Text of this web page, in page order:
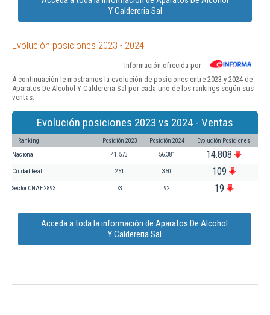
Y Caldereria Sal
Evolución posiciones 2023 - 2024
Información ofrecida por
A continuación le mostramos la evolución de posiciones entre 2023 y 2024 de
Aparatos De Alcohol Y Caldereria Sal por cada uno de los rankings según sus
ventas:
Evolución posiciones 2023 vs 2024 - Ventas
Ranking Posición 2023 Posición 2024 Evolución Posiciones
Nacional 41.573 56.381 14.808
Ciudad Real 251 360 109
Sector CNAE 2893 73 92 19
Acceda a toda la información de Aparatos De Alcohol
Y Caldereria Sal